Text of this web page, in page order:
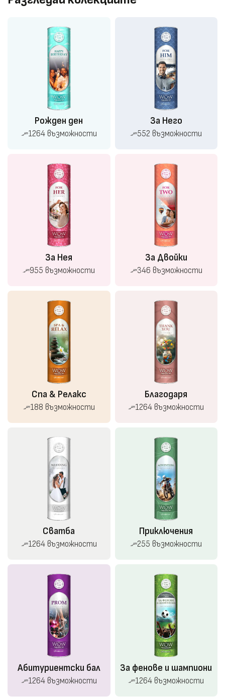
Рожден ден
1264 възможности
За Него
552 възможности
За Нея
955 възможности
За Двойки
346 възможности
Спа & Релакс
188 възможности
Благодаря
1264 възможности
Сватба
1264 възможности
Приключения
255 възможности
Абитуриентски бал
1264 възможности
За фенове и шампиони
1264 възможности